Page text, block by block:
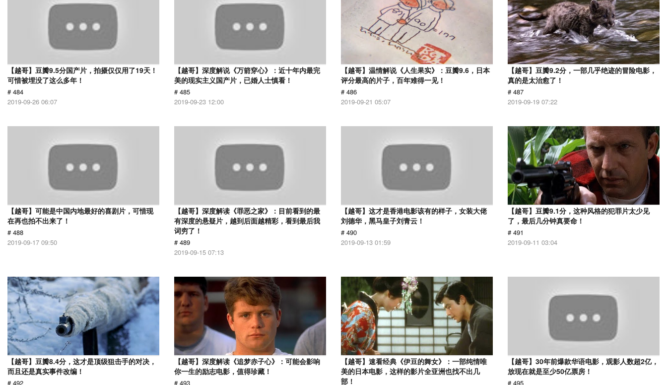
【越哥】豆瓣9.5分国产片，拍摄仅仅用了19天！
可惜被埋没了这么多年！
# 484
2019-09-26 06:07
【越哥】深度解说《万箭穿心》：近十年内最完
美的现实主义国产片，已婚人士慎看！
# 485
2019-09-23 12:00
【越哥】温情解说《人生果实》：豆瓣9.6，日本
评分最高的片子，百年难得一见！
# 486
2019-09-21 05:07
【越哥】豆瓣9.2分，一部几乎绝迹的冒险电影，
真的是太治愈了！
# 487
2019-09-19 07:22
【越哥】可能是中国内地最好的喜剧片，可惜现
在再也拍不出来了！
# 488
2019-09-17 09:50
【越哥】深度解读《罪恶之家》：目前看到的最
有深度的悬疑片，越到后面越精彩，看到最后我
词穷了！
# 489
2019-09-15 07:13
【越哥】这才是香港电影该有的样子，女装大佬
刘德华，黑马皇子刘青云！
# 490
2019-09-13 01:59
【越哥】豆瓣9.1分，这种风格的犯罪片太少见
了，最后几分钟真要命！
# 491
2019-09-11 03:04
【越哥】豆瓣8.4分，这才是顶级狙击手的对决，
而且还是真实事件改编！
# 492
【越哥】深度解读《追梦赤子心》：可能会影响
你一生的励志电影，值得珍藏！
# 493
【越哥】速看经典《伊豆的舞女》：一部纯情唯
美的日本电影，这样的影片全亚洲也找不出几
部！
【越哥】30年前爆款华语电影，观影人数超2亿，
放现在就是至少50亿票房！
# 495